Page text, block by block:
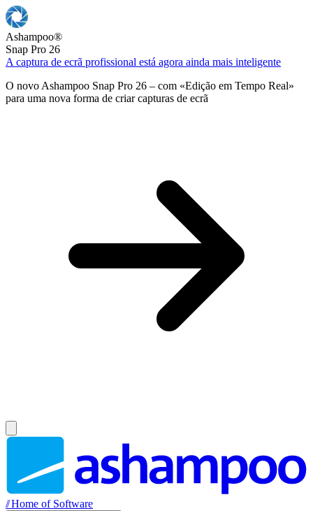
Ashampoo®
Snap Pro 26
A captura de ecrã profissional está agora ainda mais inteligente
O novo Ashampoo Snap Pro 26 – com «Edição em Tempo Real»
para uma nova forma de criar capturas de ecrã
//Home of Software